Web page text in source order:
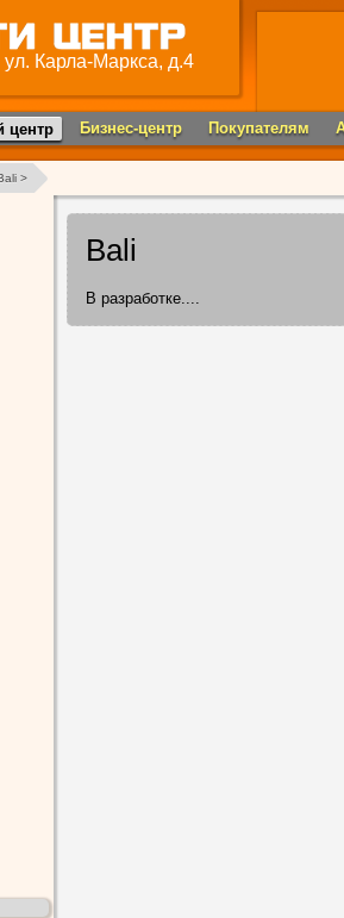
ул. Карла-Маркса, д.4
центр Бизнес-центр Покупателям
>
Bali
В разработке....